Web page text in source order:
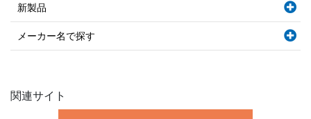
新製品
メーカー名で探す
関連サイト